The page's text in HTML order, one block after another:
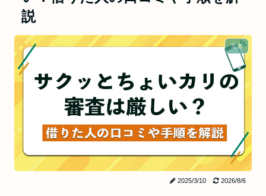
説
業者
2025/3/10 2026/8/6